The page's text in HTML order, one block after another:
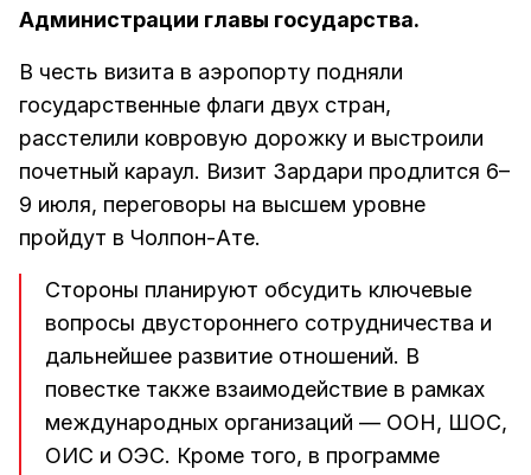
Администрации главы государства.
В честь визита в аэропорту подняли
государственные флаги двух стран,
расстелили ковровую дорожку и выстроили
почетный караул. Визит Зардари продлится 6–
9 июля, переговоры на высшем уровне
пройдут в Чолпон-Ате.
Стороны планируют обсудить ключевые
вопросы двустороннего сотрудничества и
дальнейшее развитие отношений. В
повестке также взаимодействие в рамках
международных организаций — ООН, ШОС,
ОИС и ОЭС. Кроме того, в программе